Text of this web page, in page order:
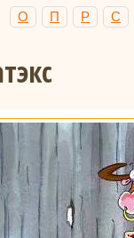
О
П Р С